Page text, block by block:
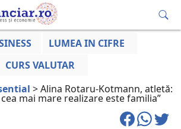
LUMEA IN CIFRE
CURS VALUTAR
>Alina Rotaru-Kotmann, atletă:
mai mare realizare este familia”